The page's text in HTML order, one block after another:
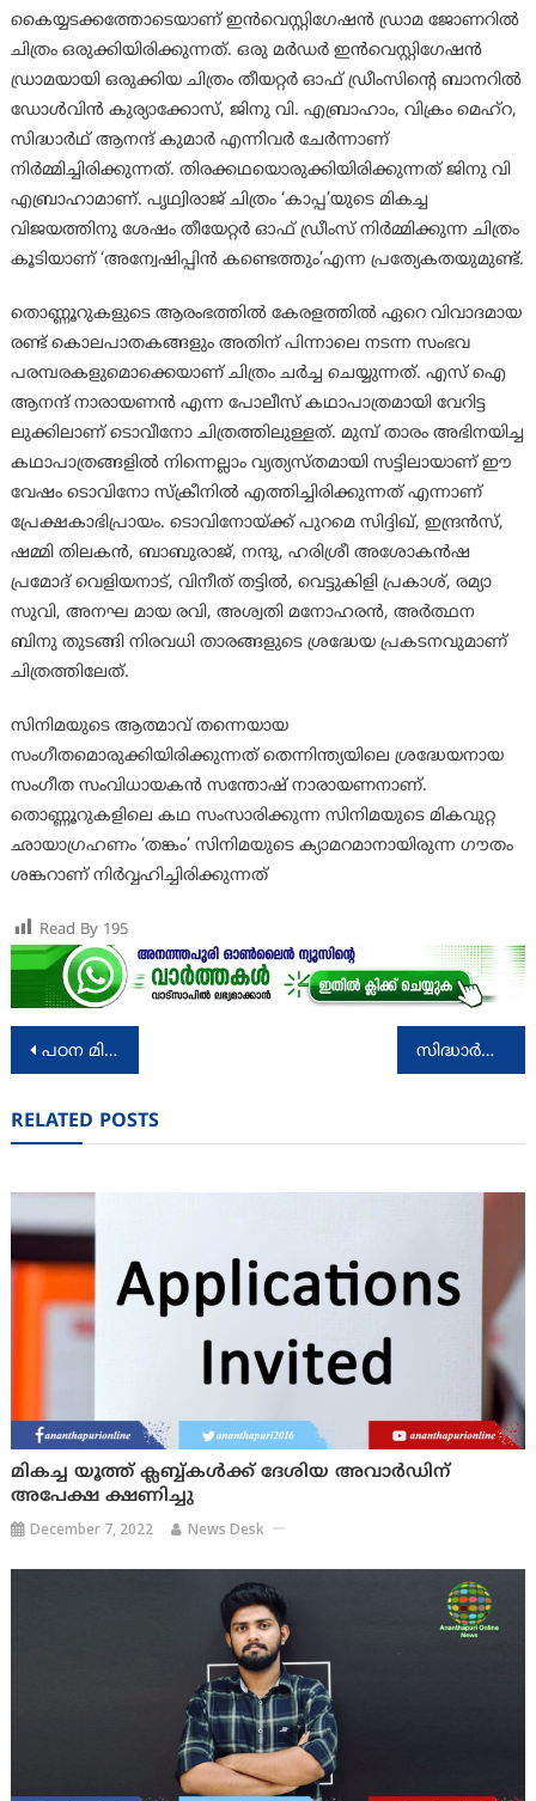
കൈയ്യടക്കത്തോടെയാണ് ഇന്‍വെസ്റ്റിഗേഷന്‍ ഡ്രാമ ജോണറില്‍
ചിത്രം ഒരുക്കിയിരിക്കുന്നത്. ഒരു മര്‍ഡര്‍ ഇന്‍വെസ്റ്റിഗേഷന്‍
ഡ്രാമയായി ഒരുക്കിയ ചിത്രം തീയറ്റര്‍ ഓഫ് ഡ്രീംസിന്റെ ബാനറില്‍
ഡോള്‍വിന്‍ കുര്യാക്കോസ്, ജിനു വി. എബ്രാഹാം, വിക്രം മെഹ്‌റ,
സിദ്ധാര്‍ഥ് ആനന്ദ് കുമാര്‍ എന്നിവര്‍ ചേര്‍ന്നാണ്
നിര്‍മ്മിച്ചിരിക്കുന്നത്. തിരക്കഥയൊരുക്കിയിരിക്കുന്നത് ജിനു വി
എബ്രാഹാമാണ്. പൃഥ്വിരാജ് ചിത്രം ‘കാപ്പ’യുടെ മികച്ച
വിജയത്തിനു ശേഷം തീയേറ്റര്‍ ഓഫ് ഡ്രീംസ് നിര്‍മ്മിക്കുന്ന ചിത്രം
കൂടിയാണ് ‘അന്വേഷിപ്പിന്‍ കണ്ടെത്തും’എന്ന പ്രത്യേകതയുമുണ്ട്.
തൊണ്ണൂറുകളുടെ ആരംഭത്തില്‍ കേരളത്തില്‍ ഏറെ വിവാദമായ
രണ്ട് കൊലപാതകങ്ങളും അതിന് പിന്നാലെ നടന്ന സംഭവ
പരമ്പരകളുമൊക്കെയാണ് ചിത്രം ചര്‍ച്ച ചെയ്യുന്നത്. എസ് ഐ
ആനന്ദ് നാരായണന്‍ എന്ന പോലീസ് കഥാപാത്രമായി വേറിട്ട
ലുക്കിലാണ് ടൊവീനോ ചിത്രത്തിലുള്ളത്. മുമ്പ് താരം അഭിനയിച്ച
കഥാപാത്രങ്ങളില്‍ നിന്നെല്ലാം വ്യത്യസ്തമായി സട്ടിലായാണ് ഈ
വേഷം ടൊവിനോ സ്‌ക്രീനില്‍ എത്തിച്ചിരിക്കുന്നത് എന്നാണ്
പ്രേക്ഷകാഭിപ്രായം. ടൊവിനോയ്ക്ക് പുറമെ സിദ്ദിഖ്, ഇന്ദ്രന്‍സ്,
ഷമ്മി തിലകന്‍, ബാബുരാജ്, നന്ദു, ഹരിശ്രീ അശോകന്‍ഷ
പ്രമോദ് വെളിയനാട്, വിനീത് തട്ടില്‍, വെട്ടുകിളി പ്രകാശ്, രമ്യാ
സുവി, അനഘ മായ രവി, അശ്വതി മനോഹരന്‍, അര്‍ത്ഥന
ബിനു തുടങ്ങി നിരവധി താരങ്ങളുടെ ശ്രദ്ധേയ പ്രകടനവുമാണ്
ചിത്രത്തിലേത്.
സിനിമയുടെ ആത്മാവ് തന്നെയായ
സംഗീതമൊരുക്കിയിരിക്കുന്നത് തെന്നിന്ത്യയിലെ ശ്രദ്ധേയനായ
സംഗീത സംവിധായകന്‍ സന്തോഷ് നാരായണനാണ്.
തൊണ്ണൂറുകളിലെ കഥ സംസാരിക്കുന്ന സിനിമയുടെ മികവുറ്റ
ഛായാഗ്രഹണം ‘തങ്കം’ സിനിമയുടെ ക്യാമറമാനായിരുന്ന ഗൗതം
ശങ്കറാണ് നിര്‍വ്വഹിച്ചിരിക്കുന്നത്
Read By 195
Post
പഠന മികവ് പൊതുസമൂഹത്തിനു മുന്നിൽ എത്തിക്കുന്നതിന്റെ ഭാഗമായി വിദ്യാർഥികൾ തെരുവുനാടകം അവതരിപ്പിച്ചു സിദ്ധാർഥന്റെ മരണം സി ബി ഐ അന്വേഷിക്കുക; എ ബി വി പി
RELATED POSTS
മികച്ച യൂത്ത് ക്ലബ്ബ്കള്‍ക്ക് ദേശിയ അവാര്‍ഡിന്
അപേക്ഷ ക്ഷണിച്ചു
December 7, 2022 News Desk